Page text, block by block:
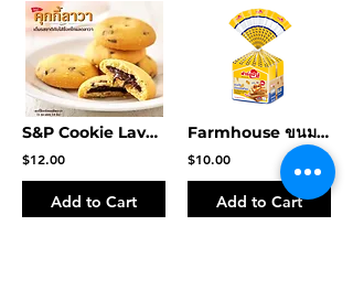
S&P Cookie Lava ชอคโกแลต
$12.00
Add to Cart
Farmhouse ขนมปังบัตเตอร์สก็อต 250 กรัม
$10.00
Add to Cart